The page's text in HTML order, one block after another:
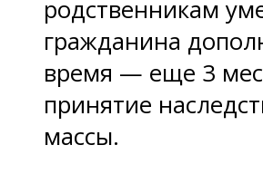
родственникам
гражданина
время — еще 3
принятие
массы.